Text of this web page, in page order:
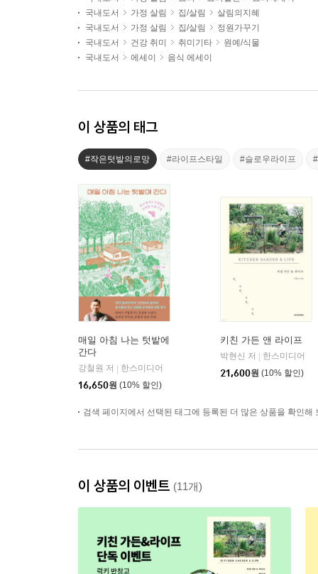
국내도서
가정 살림 집/살림
살림의지혜
국내도서
가정 살림 집/살림
정원가꾸기
국내도서
건강 취미 취미기타
원예/식물
국내도서
에세이 음식 에세이
이 상품의 태그
#작은텃밭의로망 #라이프스타일 #슬로우라이프
매일 아침 나는 텃밭에
간다
강철원 저
한스미디어
16,650원 (10% 할인)
키친 가든 앤 라이프
박현신 저
한스미디어
21,600원 (10% 할인)
검색 페이지에서 선택된 태그에 등록된 더 많은 상품을 확인해
이 상품의 이벤트 (11개)